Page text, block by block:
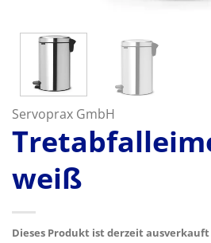
Servoprax GmbH
weiß
Dieses Produkt ist derzeit